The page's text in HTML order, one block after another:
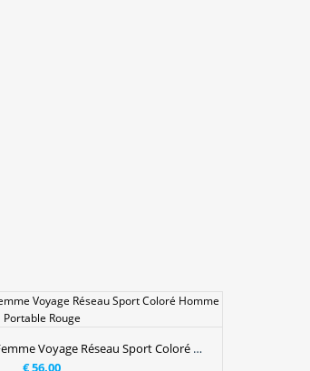
Sac À Dos Randonnée Femme Voyage Réseau Sport Coloré Homme Portable Rouge
€ 56.00